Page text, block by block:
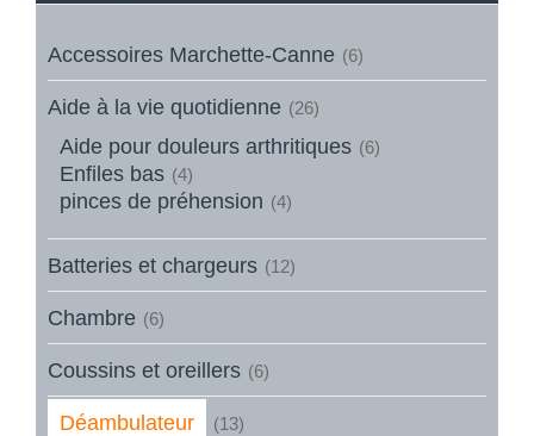
Accessoires Marchette-Canne (6)
Aide à la vie quotidienne (26)
Aide pour douleurs arthritiques (6)
Enfiles bas (4)
pinces de préhension (4)
Batteries et chargeurs (12)
Chambre (6)
Coussins et oreillers (6)
Déambulateur (13)